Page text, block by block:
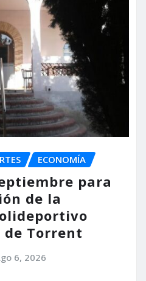
ECONOMÍA
para
de la
de Torrent
6, 2026